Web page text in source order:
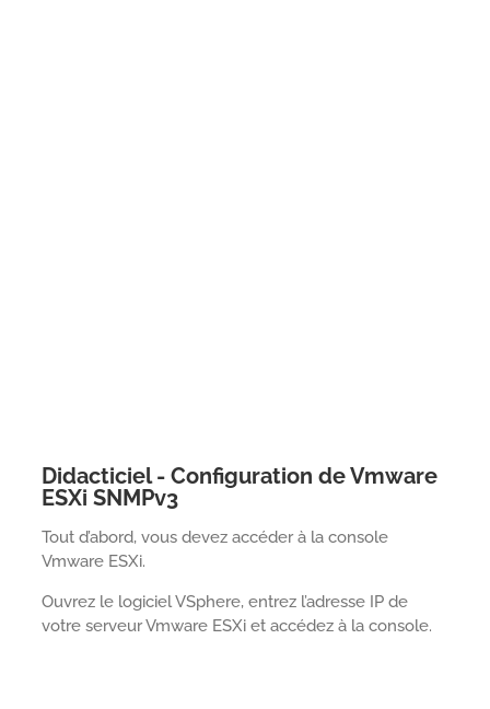
Didacticiel - Configuration de Vmware
ESXi SNMPv3
Tout d’abord, vous devez accéder à la console
Vmware ESXi.
Ouvrez le logiciel VSphere, entrez l’adresse IP de
votre serveur Vmware ESXi et accédez à la console.